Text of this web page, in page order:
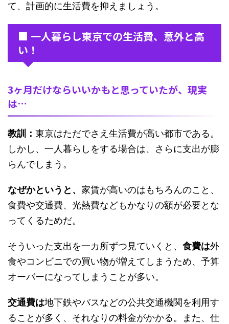
て、計画的に生活費を抑えましょう。
■ 一人暮らし東京での生活費、意外と高
い！
3ヶ月だけならいいかもと思っていたが、現実
は…
教訓： 東京はただでさえ生活費が高い都市である。
しかし、一人暮らしをする場合は、さらに支出が膨
らんでしまう。
なぜかというと、 家賃が高いのはもちろんのこと、
食費や交通費、光熱費などもかなりの額が必要とな
ってくるためだ。
そういった支出を一カ所ずつ見ていくと、 食費は外
食やコンビニでの買い物が増えてしまうため、予算
オーバーになってしまうことが多い。
交通費は地下鉄やバスなどの公共交通機関を利用す
ることが多く、それなりの料金がかかる。また、仕